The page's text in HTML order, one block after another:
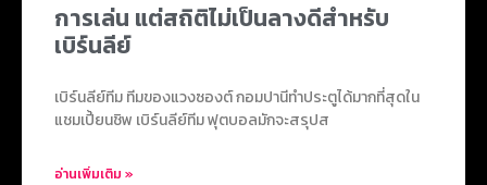
การเล่น แต่สถิติไม่เป็นลางดีสำหรับ
เบิร์นลีย์
เบิร์นลีย์ทีม ทีมของแวงซองต์ กอมปานีทำประตูได้มากที่สุดใน
แชมเปี้ยนชิพ เบิร์นลีย์ทีม ฟุตบอลมักจะสรุปส
อ่านเพิ่มเติม »